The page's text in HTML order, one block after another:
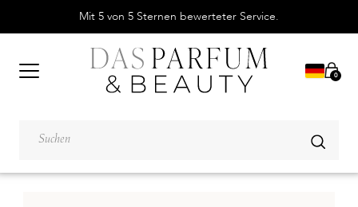
Mit 5 von 5 Sternen bewerteter Service.
0